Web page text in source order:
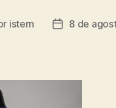
istern
Fecha
8 de